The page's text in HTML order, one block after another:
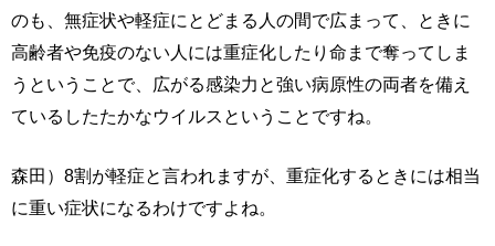
のも、無症状や軽症にとどまる人の間で広まって、ときに
高齢者や免疫のない人には重症化したり命まで奪ってしま
うということで、広がる感染力と強い病原性の両者を備え
ているしたたかなウイルスということですね。
森田）8割が軽症と言われますが、重症化するときには相当
に重い症状になるわけですよね。